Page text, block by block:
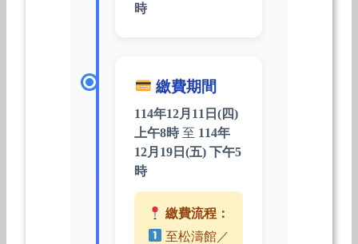
時
繳費期間
114年12月11日(四)
上午8時至 114年
12月19日(五) 下午5
時
繳費流程：
至松濤館／